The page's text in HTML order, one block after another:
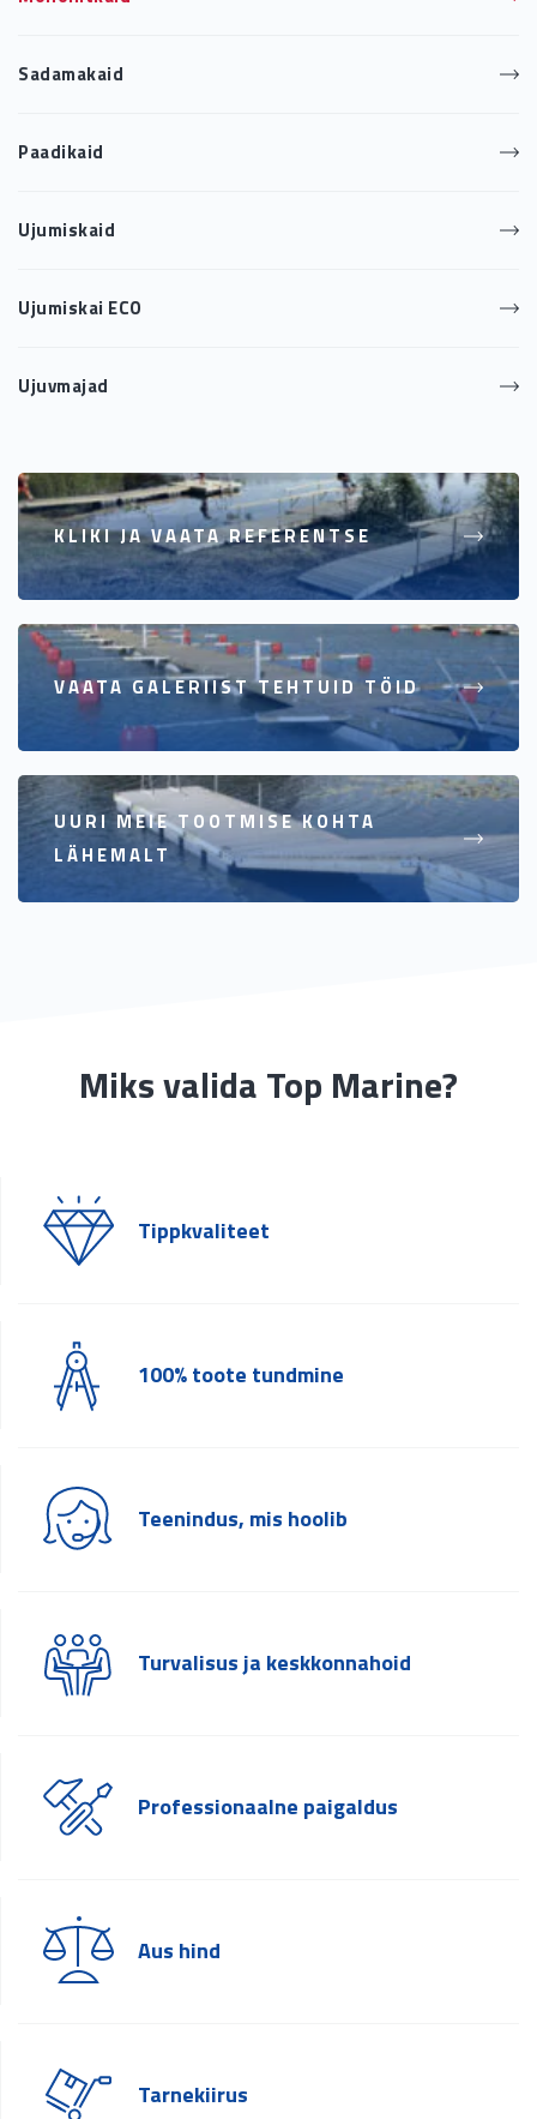
Sadamakaid
Paadikaid
Ujumiskaid
Ujumiskai ECO
Ujuvmajad
KLIKI JA VAATA REFERENTSE
VAATA GALERIIST TEHTUID TÖID
UURI MEIE TOOTMISE KOHTA
LÄHEMALT
Miks valida Top Marine?
Tippkvaliteet
100% toote tundmine
Teenindus, mis hoolib
Turvalisus ja keskkonnahoid
Professionaalne paigaldus
Aus hind
Tarnekiirus